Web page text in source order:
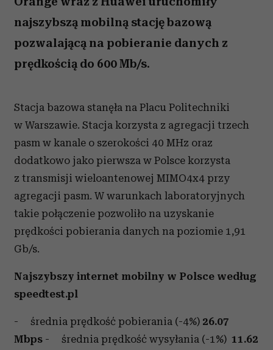
najszybszą mobilną stację bazową
pozwalającą na pobieranie danych z
prędkością do 600 Mb/s.
Stacja bazowa stanęła na Placu Politechniki
w Warszawie. Stacja korzysta z agregacji trzech
pasm w kanale o szerokości 40 MHz oraz
dodatkowo jako pierwsza w Polsce korzysta
z transmisji wieloantenowej MIMO4x4 przy
agregacji pasm. W warunkach laboratoryjnych
takie połączenie pozwoliło na uzyskanie
prędkości pobierania danych na poziomie 1,91
Gb/s.
Najszybszy internet mobilny w Polsce według
speedtest.pl
- średnia prędkość pobierania (-4%) 26.07
Mbps - średnia prędkość wysyłania (-1%) 11.62